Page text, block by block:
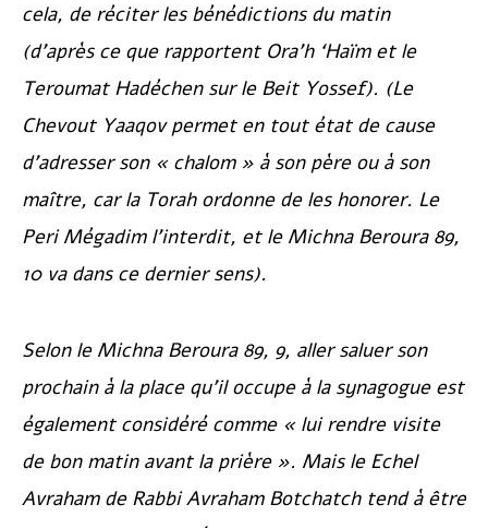
cela, de réciter les bénédictions du matin
(d’après ce que rapportent Ora’h ‘Haïmet le
Teroumat Hadéchensurle Beit Yossef). (Le
Chevout Yaaqovpermet en tout état de cause
d’adresser son « chalom » à son père ou à son
maître, car la Torah ordonne de les honorer. Le
Peri Mégadiml’interdit, et le Michna Beroura89,
10 va dans ce dernier sens).
Selon le Michna Beroura89, 9, aller saluer son
prochain à la place qu’il occupe à la synagogue est
également considéré comme « lui rendre visite
de bon matin avant la prière ». Mais le Echel
Avrahamde Rabbi Avraham Botchatch tend à être